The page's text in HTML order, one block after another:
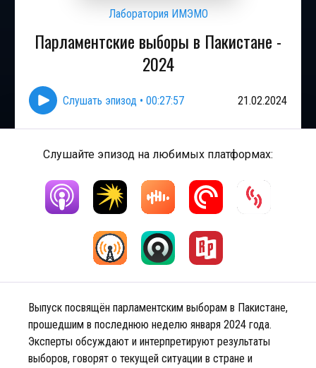
Лаборатория ИМЭМО
Парламентские выборы в Пакистане -
2024
Слушать эпизод • 00:27:57 21.02.2024
Слушайте эпизод на любимых платформах:
Выпуск посвящён парламентским выборам в Пакистане,
прошедшим в последнюю неделю января 2024 года.
Эксперты обсуждают и интерпретируют результаты
выборов, говорят о текущей ситуации в стране и